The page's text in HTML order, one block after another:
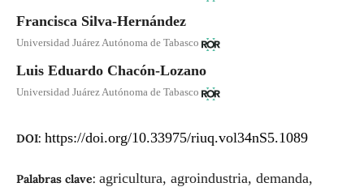
Francisca Silva-Hernández
Universidad Juárez Autónoma de Tabasco
Luis Eduardo Chacón-Lozano
Universidad Juárez Autónoma de Tabasco
DOI: https://doi.org/10.33975/riuq.vol34nS5.1089
Palabras clave: agricultura, agroindustria, demanda,